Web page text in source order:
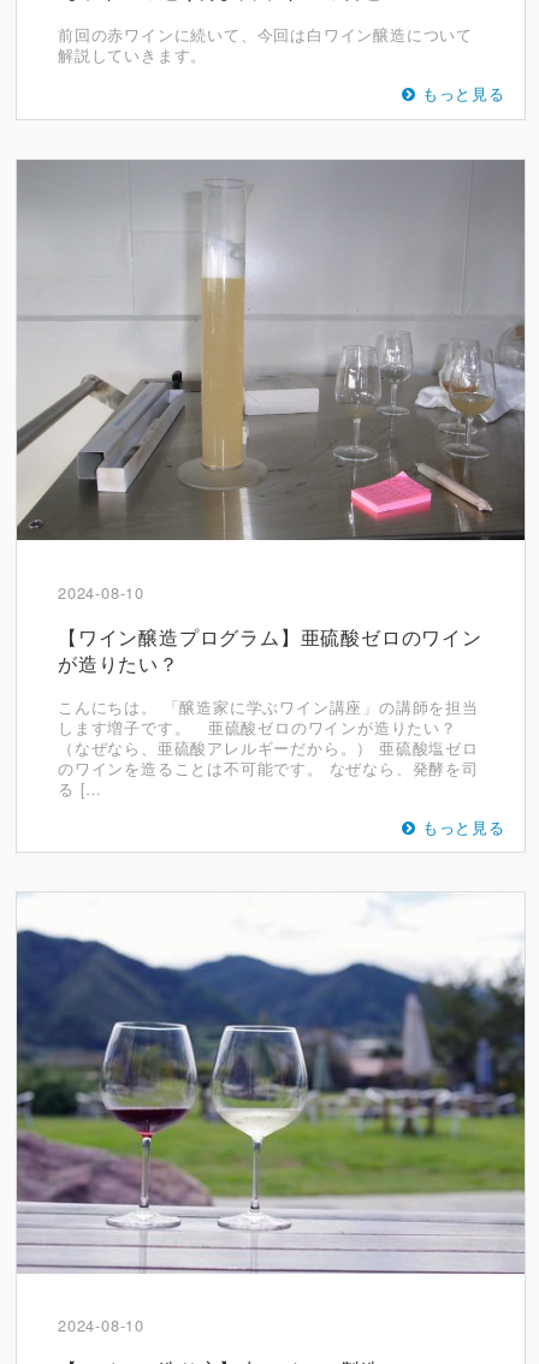
前回の赤ワインに続いて、今回は白ワイン醸造について
解説していきます。
もっと見る
2024-08-10
【ワイン醸造プログラム】亜硫酸ゼロのワイン
が造りたい？
こんにちは。 「醸造家に学ぶワイン講座」の講師を担当
します増子です。 亜硫酸ゼロのワインが造りたい？
（なぜなら、亜硫酸アレルギーだから。） 亜硫酸塩ゼロ
のワインを造ることは不可能です。 なぜなら、発酵を司
る […
もっと見る
2024-08-10